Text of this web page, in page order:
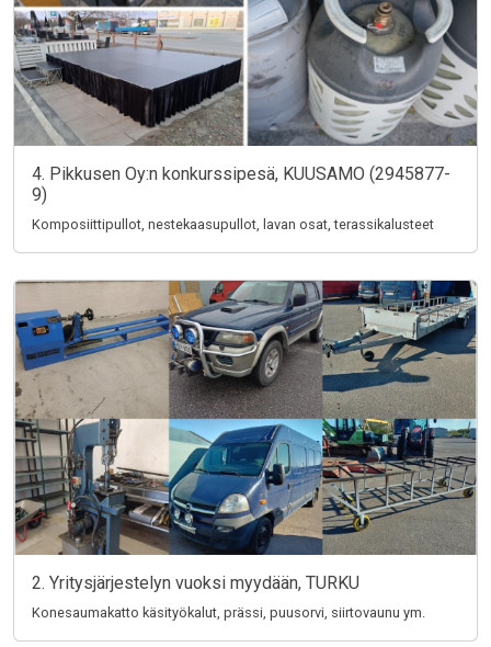
4. Pikkusen Oy:n konkurssipesä, KUUSAMO (2945877-
9)
Komposiittipullot, nestekaasupullot, lavan osat, terassikalusteet
2. Yritysjärjestelyn vuoksi myydään, TURKU
Konesaumakatto käsityökalut, prässi, puusorvi, siirtovaunu ym.